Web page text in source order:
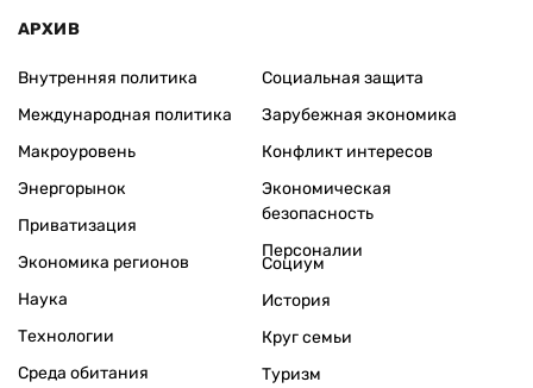
АРХИВ
Внутренняя политика
Международная политика
Макроуровень
Энергорынок
Приватизация
Экономика регионов
Социальная защита
Зарубежная экономика
Конфликт интересов
Экономическая
безопасность
Персоналии
Наука
Технологии
Среда обитания
Социум
История
Круг семьи
Туризм